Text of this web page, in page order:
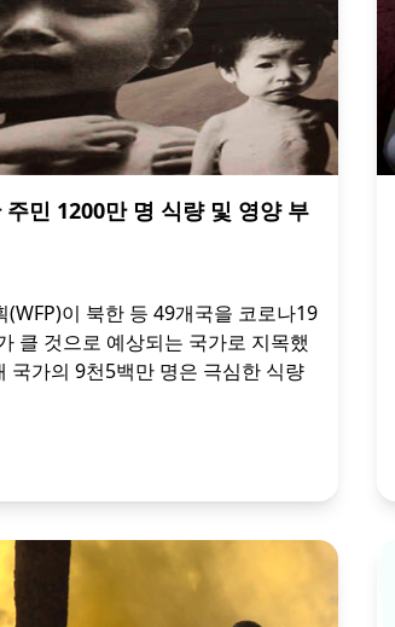
민 1200만 명 식량 및 영양 부
(WFP)이 북한 등 49개국을 코로나19
클 것으로 예상되는 국가로 지목했
국가의 9천5백만 명은 극심한 식량